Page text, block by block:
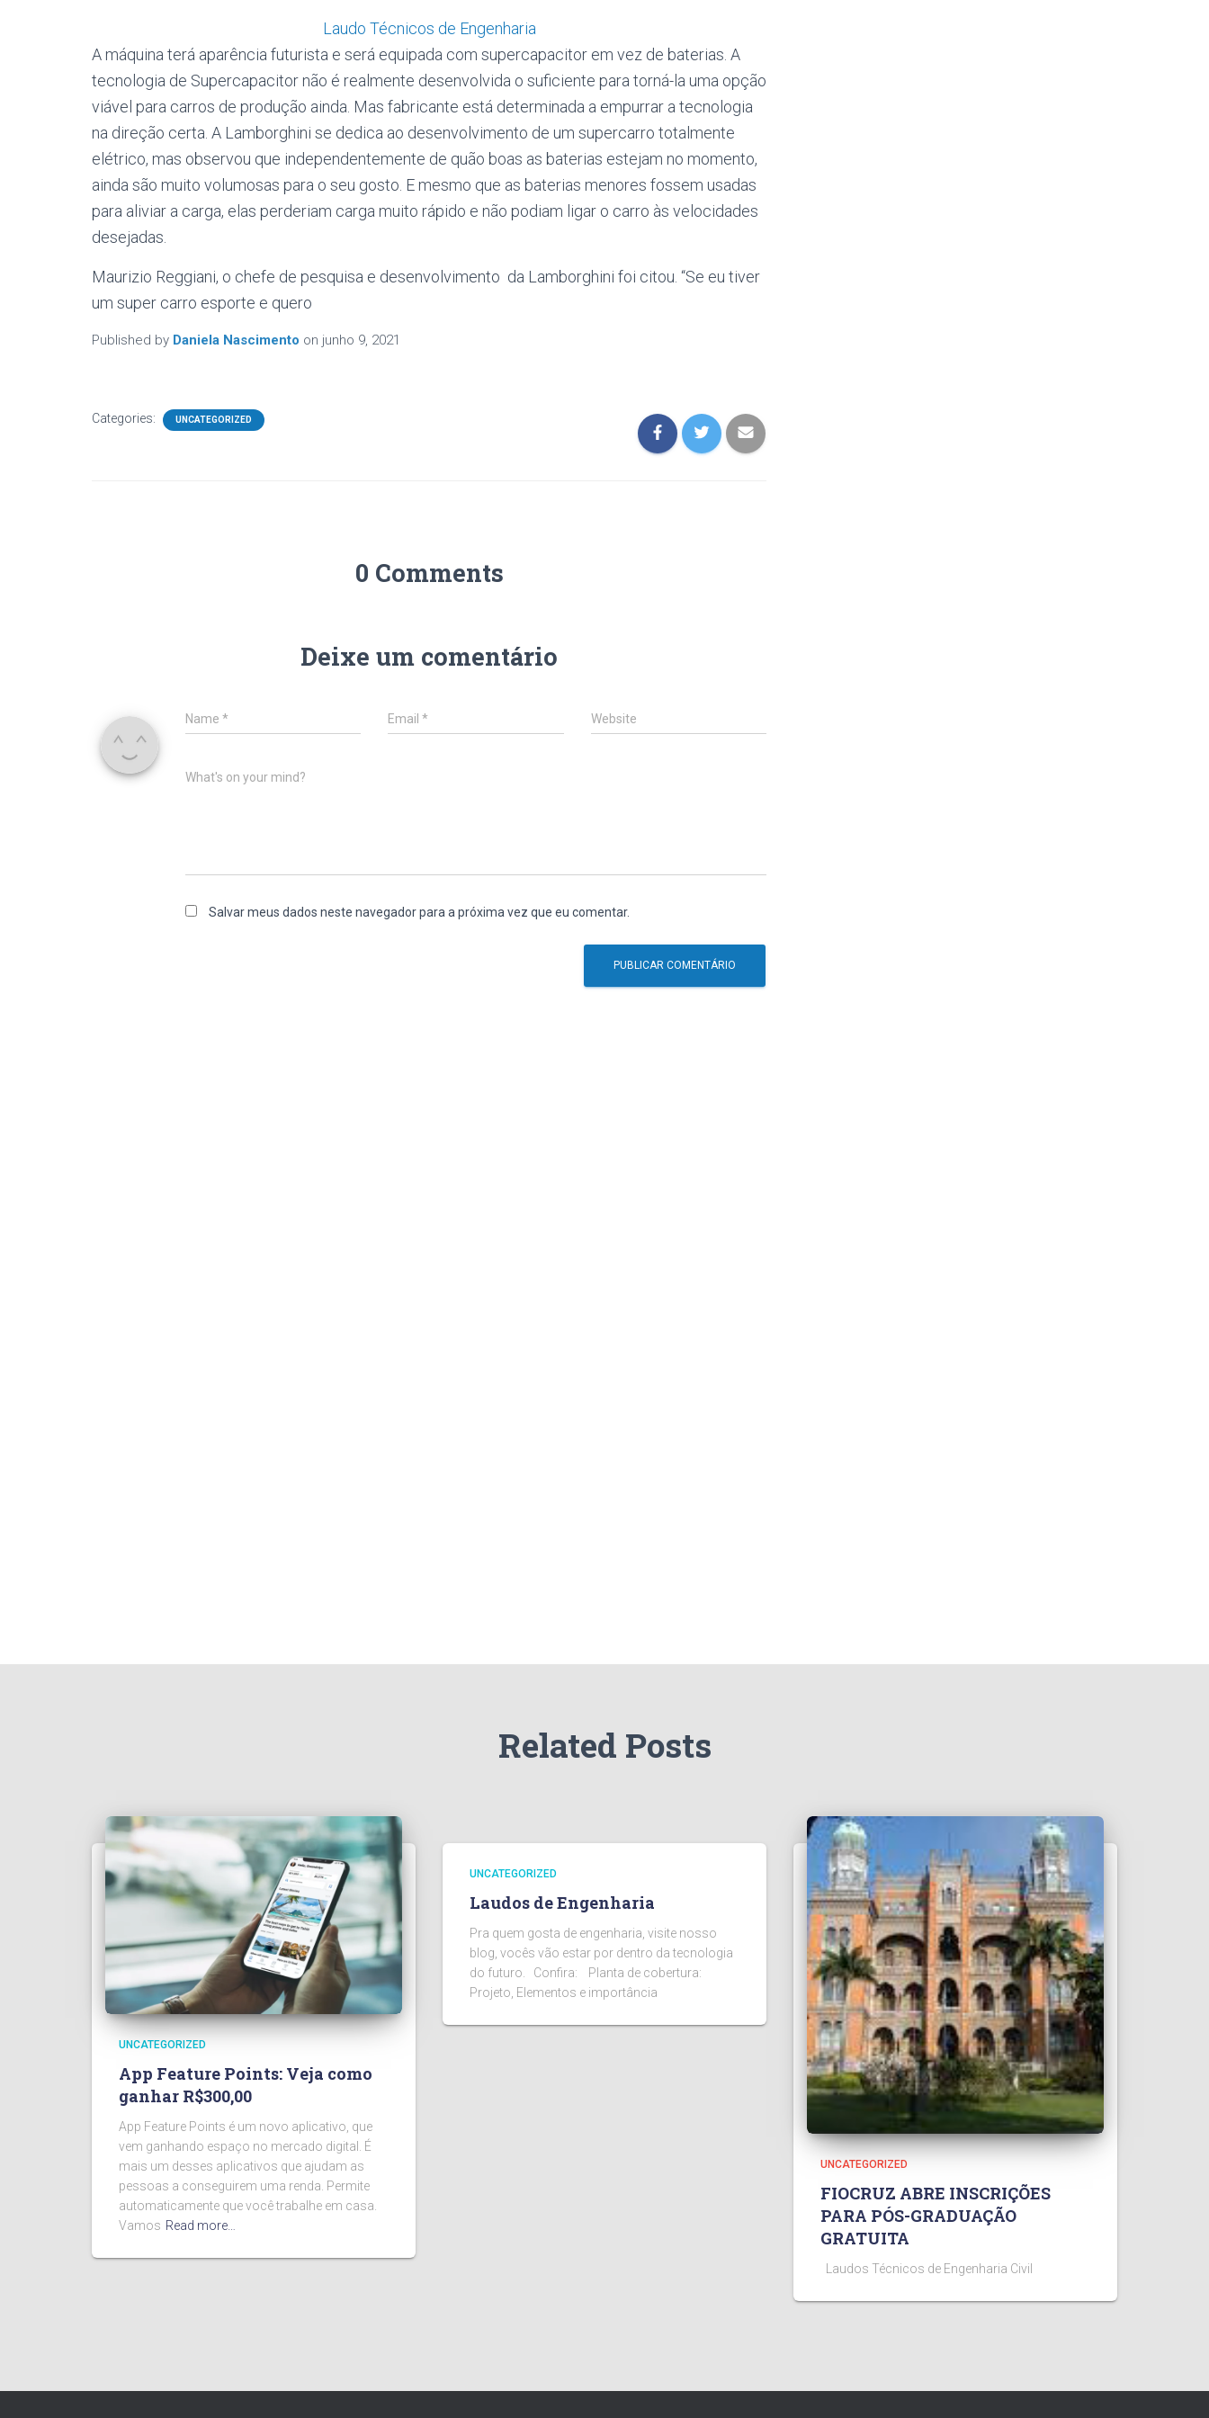
Laudo Técnicos de Engenharia
A máquina terá aparência futurista e será equipada com supercapacitor em vez de baterias. A
tecnologia de Supercapacitor não é realmente desenvolvida o suficiente para torná-la uma opção
viável para carros de produção ainda. Mas fabricante está determinada a empurrar a tecnologia
na direção certa. A Lamborghini se dedica ao desenvolvimento de um supercarro totalmente
elétrico, mas observou que independentemente de quão boas as baterias estejam no momento,
ainda são muito volumosas para o seu gosto. E mesmo que as baterias menores fossem usadas
para aliviar a carga, elas perderiam carga muito rápido e não podiam ligar o carro às velocidades
desejadas.
Maurizio Reggiani, o chefe de pesquisa e desenvolvimento da Lamborghini foi citou. “Se eu tiver
um super carro esporte e quero
Published by Daniela Nascimento on junho 9, 2021
Categories: UNCATEGORIZED
0 Comments
Deixe um comentário
Name * Email* Website
What's on your mind?
Salvar meus dados neste navegador para a próxima vez que eu comentar.
Related Posts
UNCATEGORIZED
App Feature Points: Veja como
ganhar R$300,00
App Feature Points é um novo aplicativo, que
vem ganhando espaço no mercado digital. É
mais um desses aplicativos que ajudam as
pessoas a conseguirem uma renda. Permite
automaticamente que você trabalhe em casa.
Vamos Read more…
UNCATEGORIZED
Laudos de Engenharia
Pra quem gosta de engenharia, visite nosso
blog, vocês vão estar por dentro da tecnologia
do futuro. Confira: Planta de cobertura:
Projeto, Elementos e importância
UNCATEGORIZED
FIOCRUZ ABRE INSCRIÇÕES
PARA PÓS-GRADUAÇÃO
GRATUITA
Laudos Técnicos de Engenharia Civil